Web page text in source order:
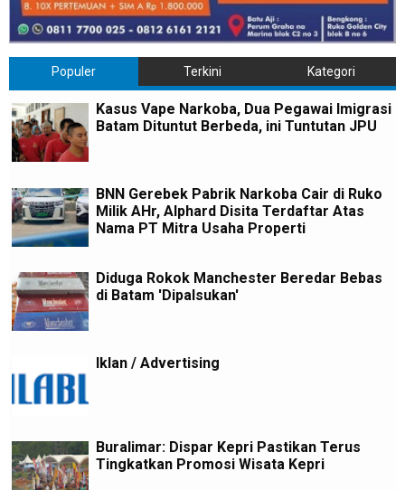
Populer Terkini Kategori
Kasus Vape Narkoba, Dua Pegawai Imigrasi
Batam Dituntut Berbeda, ini Tuntutan JPU
BNN Gerebek Pabrik Narkoba Cair di Ruko
Milik AHr, Alphard Disita Terdaftar Atas
Nama PT Mitra Usaha Properti
Diduga Rokok Manchester Beredar Bebas
di Batam 'Dipalsukan'
Iklan / Advertising
Buralimar: Dispar Kepri Pastikan Terus
Tingkatkan Promosi Wisata Kepri